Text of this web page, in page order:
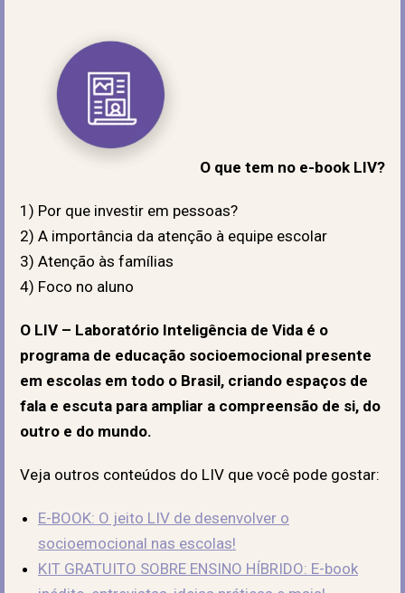
O que tem no e-book LIV?
1) Por que investir em pessoas?
2) A importância da atenção à equipe escolar
3) Atenção às famílias
4) Foco no aluno
O LIV – Laboratório Inteligência de Vida é o
programa de educação socioemocional presente
em escolas em todo o Brasil, criando espaços de
fala e escuta para ampliar a compreensão de si, do
outro e do mundo.
Veja outros conteúdos do LIV que você pode gostar:
E-BOOK: O jeito LIV de desenvolver o
socioemocional nas escolas!
KIT GRATUITO SOBRE ENSINO HÍBRIDO: E-book